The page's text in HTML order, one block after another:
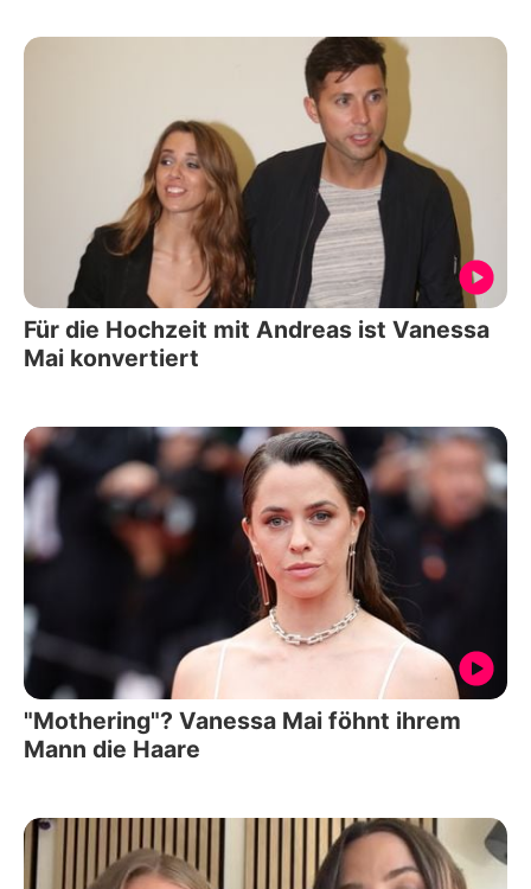
Für die Hochzeit mit Andreas ist Vanessa
Mai konvertiert
"Mothering"? Vanessa Mai föhnt ihrem
Mann die Haare